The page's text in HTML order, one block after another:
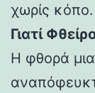
χωρίς κόπο.
Γιατί
Η φθορά